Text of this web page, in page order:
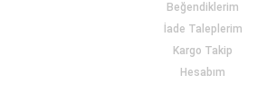
Beğendiklerim
İade Taleplerim
Kargo Takip
Hesabım